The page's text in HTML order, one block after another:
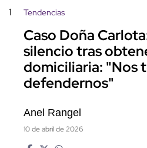
1 Tendencias
Caso Doña
silencio tras
domiciliaria: "Nos
defendernos"
Anel Rangel
10 de abril de 2026